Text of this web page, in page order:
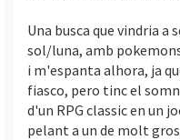
Una busca que vindria a
sol/luna, amb
i m'espanta alhora, ja
fiasco, pero tinc el
d'un RPG classic en un
pelant a un de molt gros